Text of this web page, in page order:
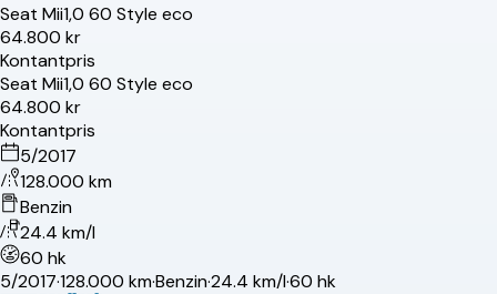
Seat Mii1,0 60 Style eco
64.800 kr
Kontantpris
Seat Mii1,0 60 Style eco
64.800 kr
Kontantpris
5/2017
128.000 km
Benzin
24.4 km/l
60 hk
5/2017·128.000 km·Benzin·24.4 km/l·60 hk